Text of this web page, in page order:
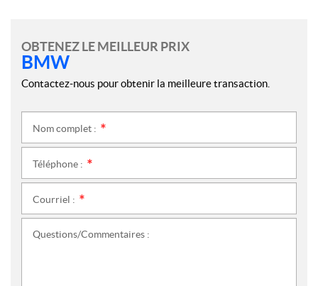
OBTENEZ LE MEILLEUR PRIX
BMW
Contactez-nous pour obtenir la meilleure transaction.
Nom complet :
Téléphone :
Courriel :
Questions/Commentaires :